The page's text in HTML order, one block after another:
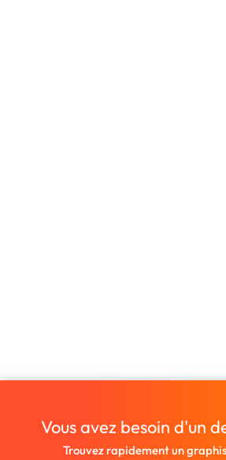
Vous avez besoin d'un
Trouvez rapidement un